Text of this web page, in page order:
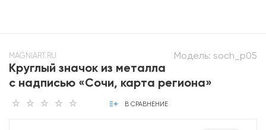
Модель: soch_p05
MAGNIART.RU
Круглый значок из металла
с надписью «Сочи, карта региона»
В СРАВНЕНИЕ